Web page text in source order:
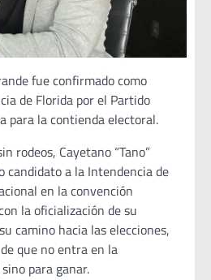
fue confirmado como
de Florida por el Partido
para la contienda electoral.
rodeos, Cayetano “Tano”
candidato a la Intendencia de
en la convención
la oficialización de su
camino hacia las elecciones,
que no entra en la
para ganar.